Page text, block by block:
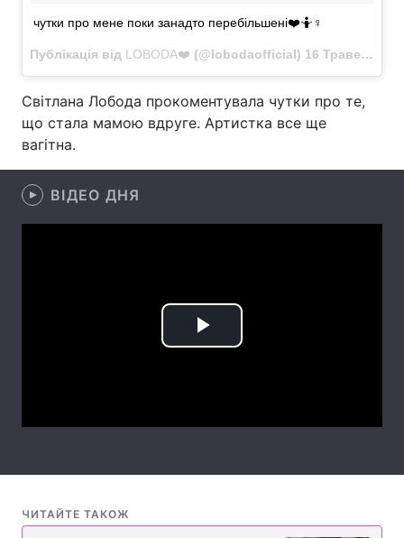
Лонгріди
Інтерв'ю Думки
Контакти
чутки про мене поки занадто перебільшені❤️🤷♀️
Публікація від LOBODA❤️ (@lobodaofficial) 16 Травень 2018 в 8:00 PDT
Світлана Лобода прокоментувала чутки про те,
що стала мамою вдруге. Артистка все ще
вагітна.
ВІДЕО ДНЯ
Play
ЧИТАЙТЕ ТАКОЖ